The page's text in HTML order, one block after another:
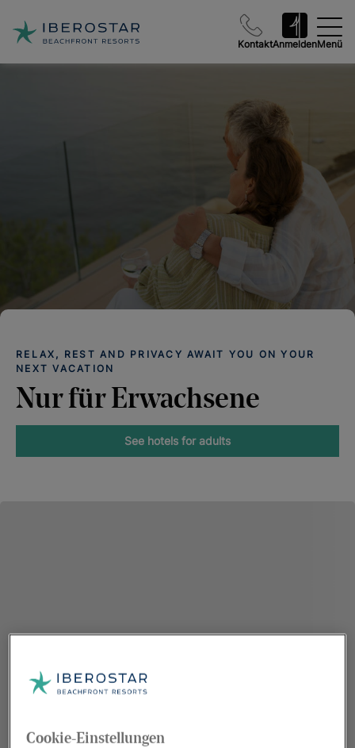
KontaktAnmeldenMenü
RELAX, REST AND PRIVACY AWAIT YOU ON YOUR
NEXT VACATION
Nur für Erwachsene
See hotels for adults
Cookie-Einstellungen